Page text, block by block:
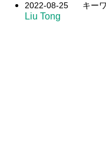
2022-08-25 キー
Liu Tong